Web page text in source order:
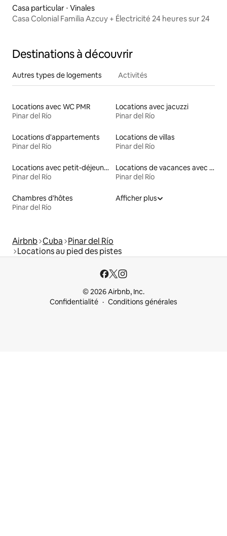
Casa particular ⋅ Vinales
Casa Colonial Familia Azcuy + Électricité 24 heures sur 24
Destinations à découvrir
Autres types de logements Activités
Locations avec WC PMR
Pinar del Río
Locations avec jacuzzi
Pinar del Río
Locations d'appartements
Pinar del Río
Locations de villas
Pinar del Río
Locations avec petit-déjeuner
Pinar del Río
Locations de vacances avec piscine
Pinar del Río
Chambres d'hôtes
Pinar del Río
Afficher plus
Airbnb Cuba Pinar del Río
Locations au pied des pistes
© 2026 Airbnb, Inc.
Confidentialité
Conditions générales